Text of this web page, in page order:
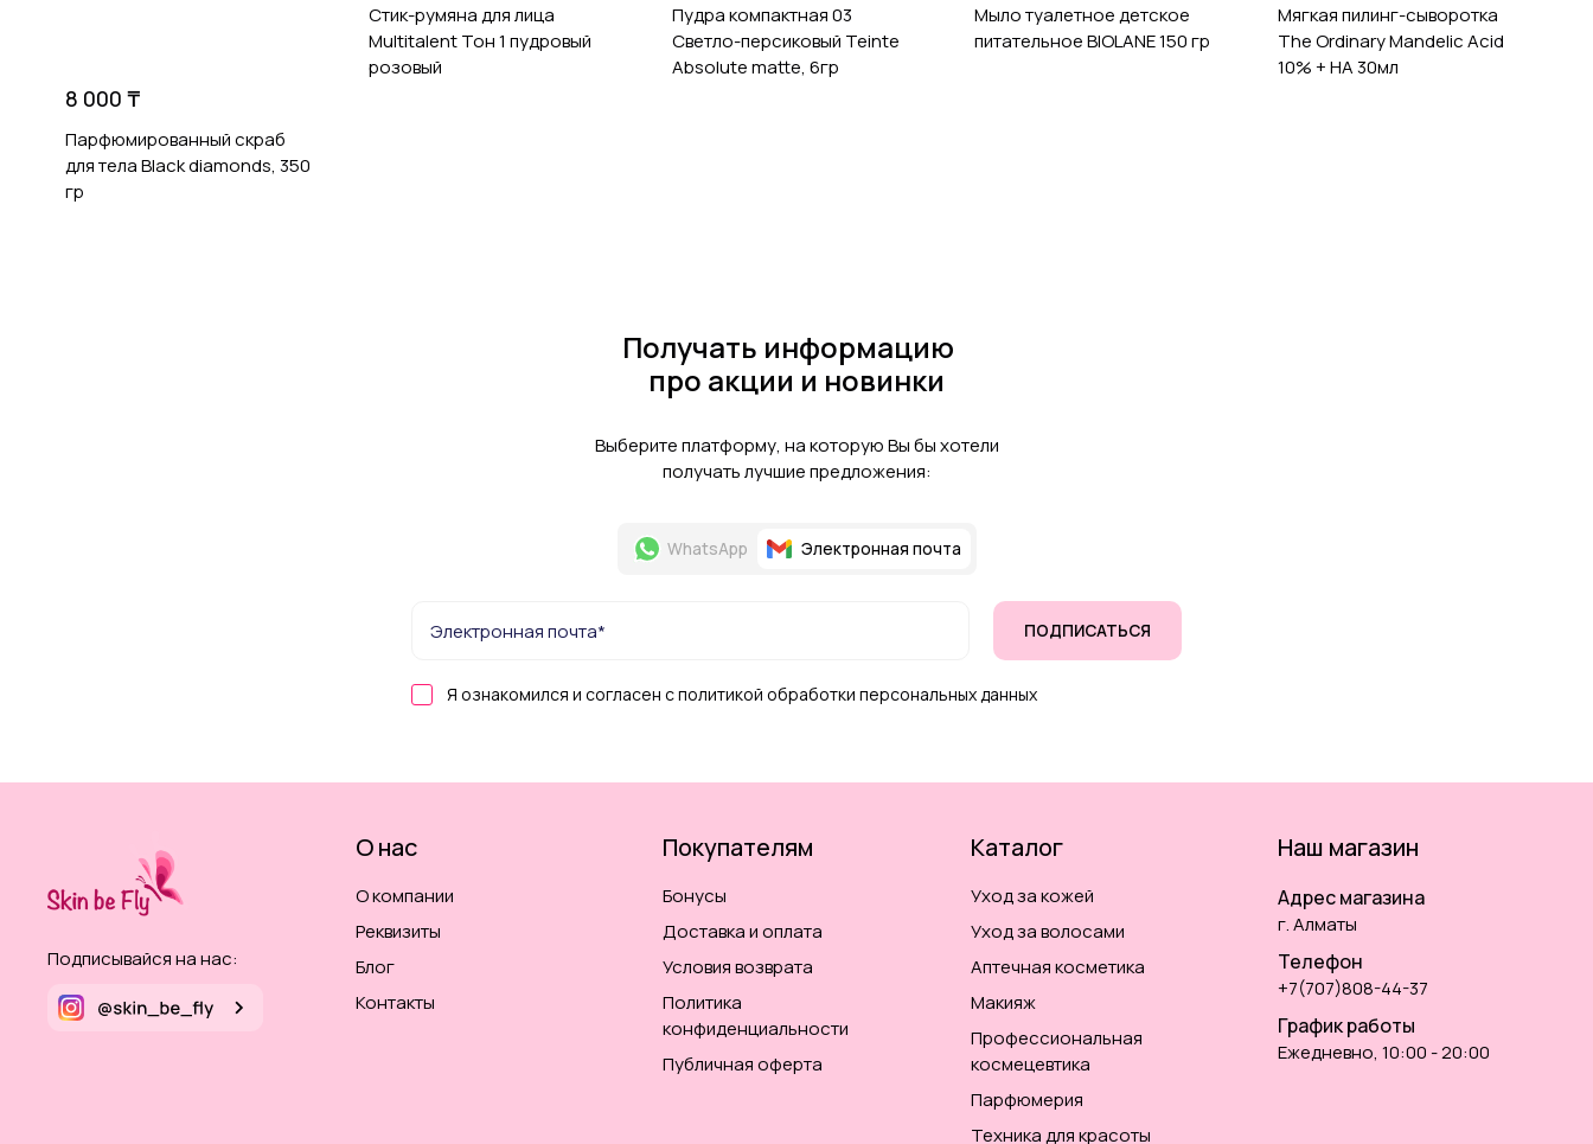
8 000 ₸
Парфюмированный скраб
для тела Black diamonds, 350
гр
Стик-румяна для лица
Multitalent Тон 1 пудровый
розовый
Пудра компактная 03
Светло-персиковый Teinte
Absolute matte, 6гр
Мыло туалетное детское
питательное BIOLANE 150 гр
Мягкая пилинг-сыворотка
The Ordinary Mandelic Acid
10% + HA 30мл
Получать информацию
про акции и новинки
Выберите платформу, на которую Вы бы хотели
получать лучшие предложения:
WhatsApp Электронная почта
ПОДПИСАТЬСЯ
Я ознакомился и согласен с политикой обработки персональных данных
Подписывайся на нас:
О нас
О компании
Реквизиты
Блог
Контакты
Покупателям
Бонусы
Доставка и оплата
Условия возврата
Политика
конфиденциальности
Публичная оферта
Каталог
Уход за кожей
Уход за волосами
Аптечная косметика
Макияж
Профессиональная
космецевтика
Парфюмерия
Техника для красоты
Наш магазин
Адрес магазина
г. Алматы
Телефон
+7(707)808-44-37
График работы
Ежедневно, 10:00 - 20:00